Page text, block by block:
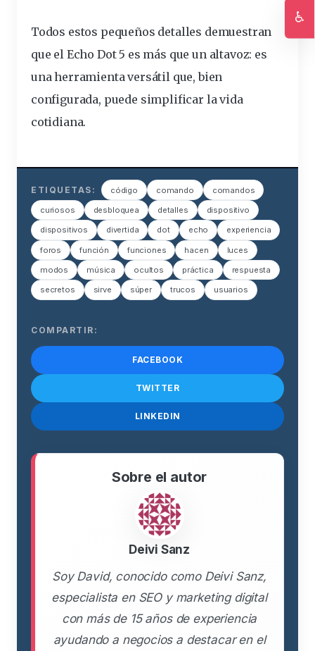
Todos estos pequeños detalles demuestran
que el Echo Dot 5 es más que un altavoz: es
una herramienta versátil que, bien
configurada, puede simplificar la vida
cotidiana.
ETIQUETAS: código comando comandos
curiosos desbloquea detalles dispositivo
dispositivos divertida dot echo experiencia
foros función funciones hacen luces
modos música ocultos práctica respuesta
secretos sirve súper trucos usuarios
COMPARTIR:
FACEBOOK
TWITTER
LINKEDIN
Sobre el autor
Deivi Sanz
Soy David, conocido como Deivi Sanz,
especialista en SEO y marketing digital
con más de 15 años de experiencia
ayudando a negocios a destacar en el
♿